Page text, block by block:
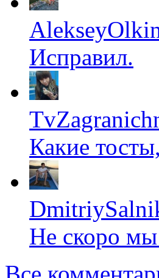
Исправил.
Какие
Не скоро